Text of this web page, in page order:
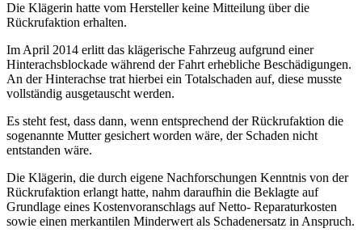
Die Klägerin hatte vom Hersteller keine Mitteilung über die
Rückrufaktion erhalten.
Im April 2014 erlitt das klägerische Fahrzeug aufgrund einer
Hinterachsblockade während der Fahrt erhebliche Beschädigungen.
An der Hinterachse trat hierbei ein Totalschaden auf, diese musste
vollständig ausgetauscht werden.
Es steht fest, dass dann, wenn entsprechend der Rückrufaktion die
sogenannte Mutter gesichert worden wäre, der Schaden nicht
entstanden wäre.
Die Klägerin, die durch eigene Nachforschungen Kenntnis von der
Rückrufaktion erlangt hatte, nahm daraufhin die Beklagte auf
Grundlage eines Kostenvoranschlags auf Netto- Reparaturkosten
sowie einen merkantilen Minderwert als Schadenersatz in Anspruch.